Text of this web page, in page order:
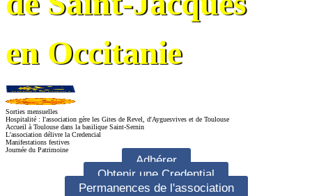
en Occitanie
Sorties mensuelles
Hospitalité : l'association gère les Gites de Revel, d'Ayguesvives et de Toulouse
Accueil à Toulouse dans la basilique Saint-Sernin
L'association délivre la Credencial
Manifestations festives
Journée du Patrimoine
Adhérer
Obtenir une Credential
Permanences de l'association